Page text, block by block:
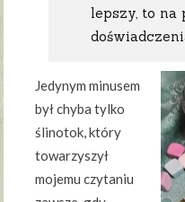
lepszy, to na
Jedynym minusem
był chyba tylko
ślinotok, który
towarzyszył
mojemu czytaniu